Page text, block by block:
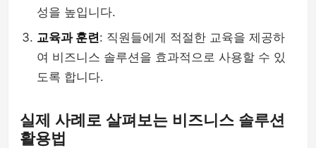
성을 높입니다.
교육과 훈련: 직원들에게 적절한 교육을 제공하
여 비즈니스 솔루션을 효과적으로 사용할 수 있
도록 합니다.
실제 사례로 살펴보는 비즈니스 솔루션
활용법